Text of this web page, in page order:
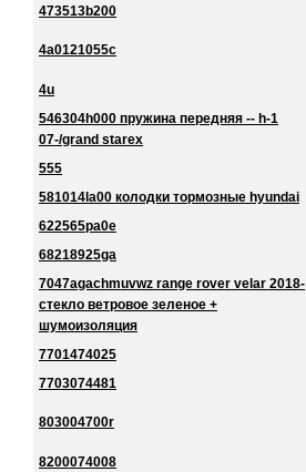
473513b200
4a0121055c
4u
546304h000 пружина передняя -- h-1
07-/grand starex
555
581014la00 колодки тормозные hyundai
622565pa0e
68218925ga
7047agachmuvwz range rover velar 2018-
стекло ветровое зеленое +
шумоизоляция
7701474025
7703074481
803004700r
8200074008